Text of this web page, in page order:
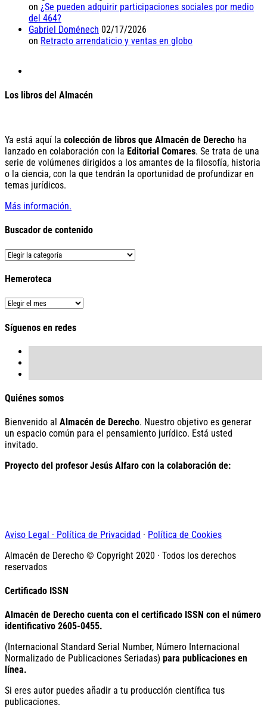
on ¿Se pueden adquirir participaciones sociales por medio
del 464?
Gabriel Doménech 02/17/2026
on Retracto arrendaticio y ventas en globo
Los libros del Almacén
Ya está aquí la colección de libros que Almacén de Derecho ha
lanzado en colaboración con la Editorial Comares. Se trata de una
serie de volúmenes dirigidos a los amantes de la filosofía, historia
o la ciencia, con la que tendrán la oportunidad de profundizar en
temas jurídicos.
Más información.
Buscador de contenido
Buscador
contenido
Hemeroteca
Hemeroteca
Síguenos en redes
Quiénes somos
Bienvenido al Almacén de Derecho. Nuestro objetivo es generar
un espacio común para el pensamiento jurídico. Está usted
invitado.
Proyecto del profesor Jesús Alfaro con la colaboración de:
Aviso Legal · Política de Privacidad · Política de Cookies
Almacén de Derecho © Copyright 2020 · Todos los derechos
reservados
Certificado ISSN
Almacén de Derecho cuenta con el certificado ISSN con el número
identificativo 2605-0455.
(Internacional Standard Serial Number, Número Internacional
Normalizado de Publicaciones Seriadas) para publicaciones en
línea.
Si eres autor puedes añadir a tu producción científica tus
publicaciones.